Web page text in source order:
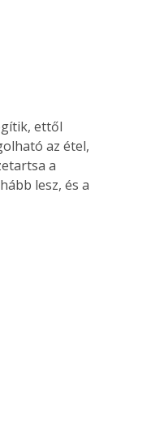
ettől
az étel,
a
lesz, és a